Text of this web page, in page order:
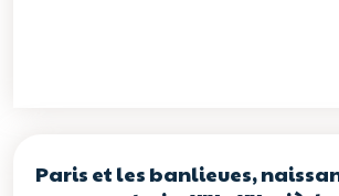
Paris et les banlieues,